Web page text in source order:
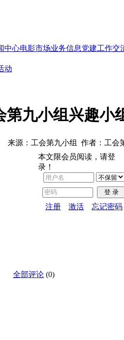
中心电影市场业务信息党建工作交
动
第九小组兴趣小
来源：工会第九小组 作者：工会
本文限会员阅读，请登
录！
登 录
注册 激活 忘记密码
全部评论 (0)